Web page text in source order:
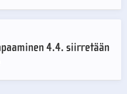
4.4. siirretään